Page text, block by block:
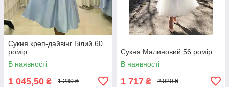
Сукня креп-дайвінг Білий 60
ромір
В наявності
1 045,50 ₴ 1 230 ₴
Сукня Малиновий 56 ромір
В наявності
1 717 ₴ 2 020 ₴